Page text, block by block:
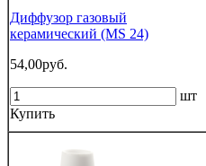
Диффузор газовый
керамический (MS 24)
54,00руб.
шт
Купить